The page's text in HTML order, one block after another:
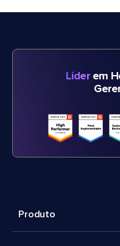
Líderem
Produto